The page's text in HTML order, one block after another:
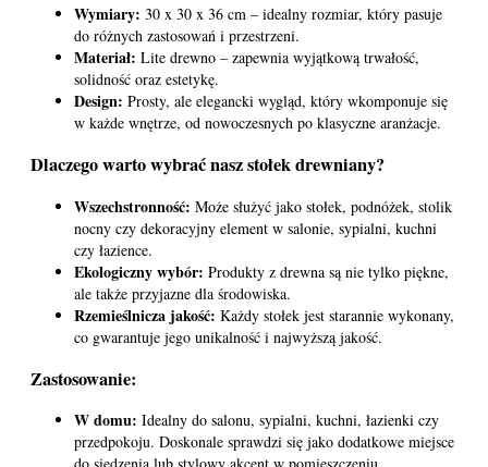
Wymiary: 30 x 30 x 36 cm – idealny rozmiar, który pasuje
do różnych zastosowań i przestrzeni.
Materiał: Lite drewno – zapewnia wyjątkową trwałość,
solidność oraz estetykę.
Design: Prosty, ale elegancki wygląd, który wkomponuje się
w każde wnętrze, od nowoczesnych po klasyczne aranżacje.
Dlaczego warto wybrać nasz stołek drewniany?
Wszechstronność: Może służyć jako stołek, podnóżek, stolik
nocny czy dekoracyjny element w salonie, sypialni, kuchni
czy łazience.
Ekologiczny wybór: Produkty z drewna są nie tylko piękne,
ale także przyjazne dla środowiska.
Rzemieślnicza jakość: Każdy stołek jest starannie wykonany,
co gwarantuje jego unikalność i najwyższą jakość.
Zastosowanie:
W domu: Idealny do salonu, sypialni, kuchni, łazienki czy
przedpokoju. Doskonale sprawdzi się jako dodatkowe miejsce